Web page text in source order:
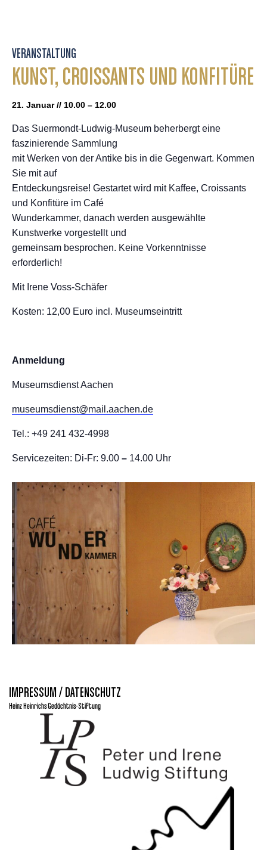
VERANSTALTUNG
KUNST, CROISSANTS UND KONFITÜRE
21. Januar // 10.00 – 12.00
Das Suermondt-Ludwig-Museum beherbergt eine
faszinierende Sammlung
mit Werken von der Antike bis in die Gegenwart. Kommen
Sie mit auf
Entdeckungsreise! Gestartet wird mit Kaffee, Croissants
und Konfitüre im Café
Wunderkammer, danach werden ausgewählte
Kunstwerke vorgestellt und
gemeinsam besprochen. Keine Vorkenntnisse
erforderlich!
Mit Irene Voss-Schäfer
Kosten: 12,00 Euro incl. Museumseintritt
Anmeldung
Museumsdienst Aachen
museumsdienst@mail.aachen.de
Tel.: +49 241 432-4998
Servicezeiten: Di-Fr: 9.00 – 14.00 Uhr
IMPRESSUM / DATENSCHUTZ
Heinz Heinrichs Gedächtnis-Stiftung